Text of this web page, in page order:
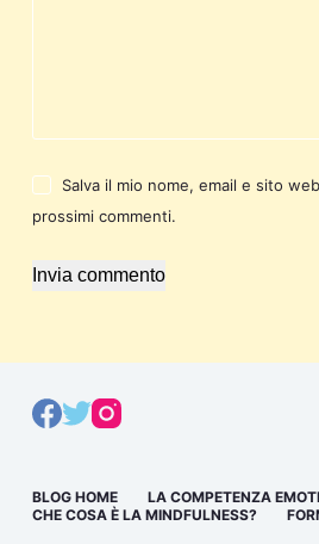
Salva il mio nome, email e sito
prossimi commenti.
Invia commento
BLOG HOME
LA COMPETENZA
CHE COSA È LA MINDFULNESS?